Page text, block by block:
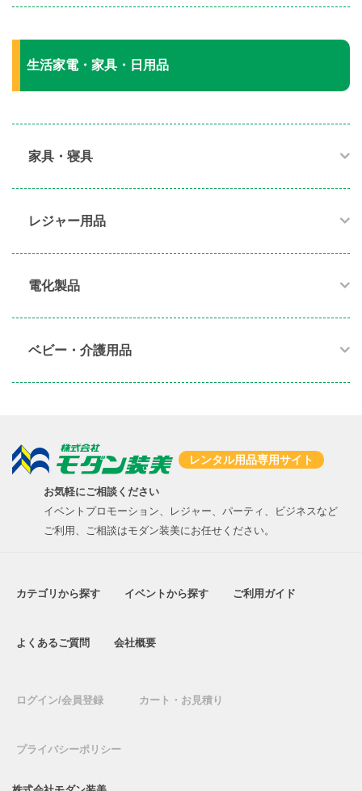
生活家電・家具・日用品
家具・寝具​
レジャー用品
電化製品​
ベビー・介護用品​
レンタル用品専用サイト
お気軽にご相談ください
イベントプロモーション、レジャー、パーティ、ビジネスなど
ご利用、ご相談はモダン装美にお任せください。
カテゴリから探す イベントから探す ご利用ガイド
よくあるご質問 会社概要
ログイン/会員登録 カート・お見積り
プライバシーポリシー